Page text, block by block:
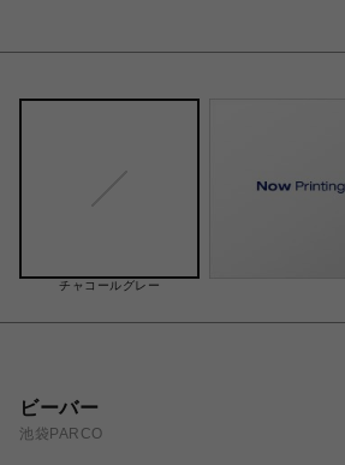
チャコールグレー
ビーバー
池袋PARCO